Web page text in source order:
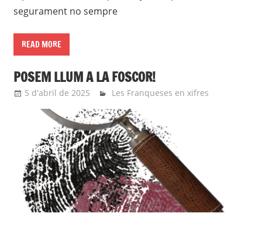
segurament no sempre
READ MORE
POSEM LLUM A LA FOSCOR!
5 d'abril de 2025 Eli
Les Franqueses en xifres